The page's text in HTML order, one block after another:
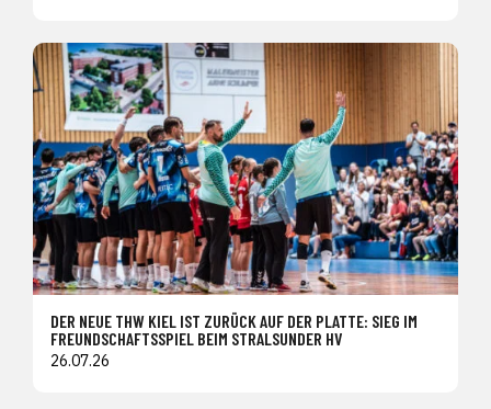
DER NEUE THW KIEL IST ZURÜCK AUF DER PLATTE: SIEG IM
FREUNDSCHAFTSSPIEL BEIM STRALSUNDER HV
26.07.26